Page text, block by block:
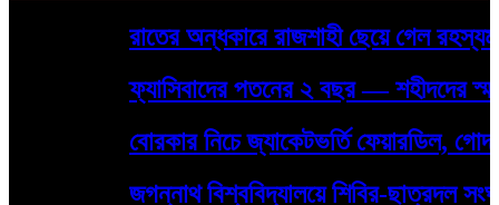
রাতের অন্ধকারে রাজশাহী ছেয়ে গেল রহস্যময়
ফ্যাসিবাদের পতনের ২ বছর — শহীদদের স্মরণে
বোরকার নিচে জ্যাকেটভর্তি ফেয়ারডিল,
জগন্নাথ বিশ্ববিদ্যালয়ে শিবির-ছাত্রদল